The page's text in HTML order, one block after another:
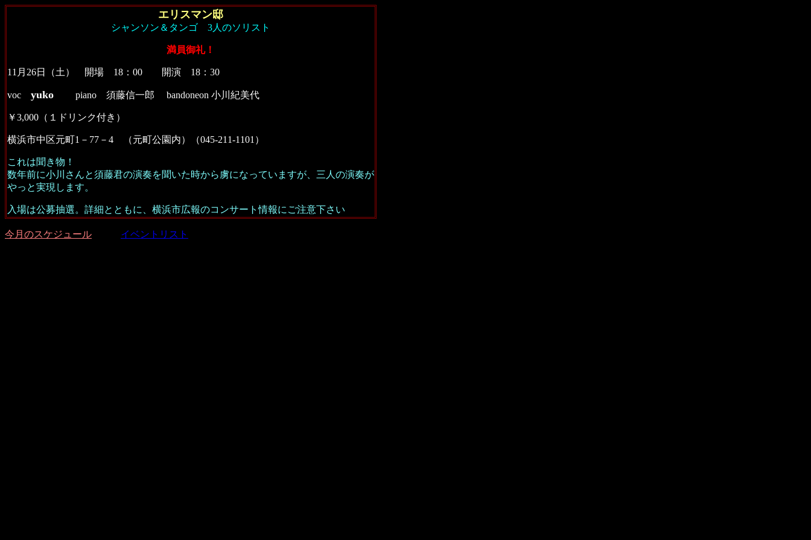
エリスマン邸
シャンソン＆タンゴ 3人のソリスト
満員御礼！
11月26日（土） 開場 18：00 開演 18：30
voc yuko piano 須藤信一郎 bandoneon 小川紀美代
￥3,000（１ドリンク付き）
横浜市中区元町1－77－4 （元町公園内）（045-211-1101）
これは聞き物！
数年前に小川さんと須藤君の演奏を聞いた時から虜になっていますが、三人の演奏が
やっと実現します。
入場は公募抽選。詳細とともに、横浜市広報のコンサート情報にご注意下さい
今月のスケジュール イベントリスト